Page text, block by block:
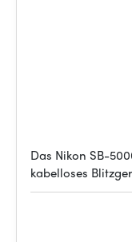
Das Nikon SB-
kabelloses